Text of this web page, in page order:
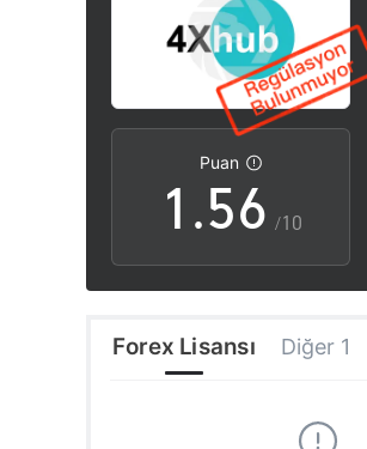
Puan
0
1
2
3
.
3
4
5
6
7
4
5
6
7
8
/10
Forex Lisansı Diğer 1